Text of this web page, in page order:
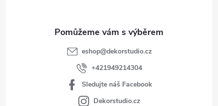
eshop@dekorstudio.cz
+421949214304
Sledujte náš Facebook
Dekorstudio.cz